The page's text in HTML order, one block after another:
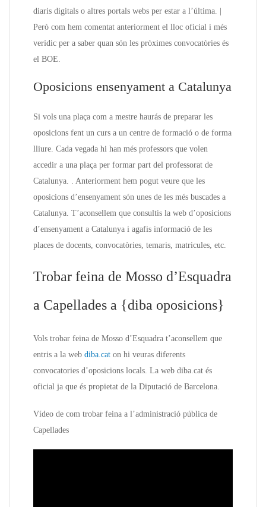
diaris digitals o altres portals webs per estar a l’última. |
Però com hem comentat anteriorment el lloc oficial i més
verídic per a saber quan són les pròximes convocatòries és
el BOE.
Oposicions ensenyament a Catalunya
Si vols una plaça com a mestre haurás de preparar les
oposicions fent un curs a un centre de formació o de forma
lliure. Cada vegada hi han més professors que volen
accedir a una plaça per formar part del professorat de
Catalunya. . Anteriorment hem pogut veure que les
oposicions d’ensenyament són unes de les més buscades a
Catalunya. T’aconsellem que consultis la web d’oposicions
d’ensenyament a Catalunya i agafis informació de les
places de docents, convocatòries, temaris, matricules, etc.
Trobar feina de Mosso d’Esquadra
a Capellades a {diba oposicions}
Vols trobar feina de Mosso d’Esquadra t’aconsellem que
entris a la web diba.cat on hi veuras diferents
convocatories d’oposicions locals. La web diba.cat és
oficial ja que és propietat de la Diputació de Barcelona.
Vídeo de com trobar feina a l’administració pública de
Capellades